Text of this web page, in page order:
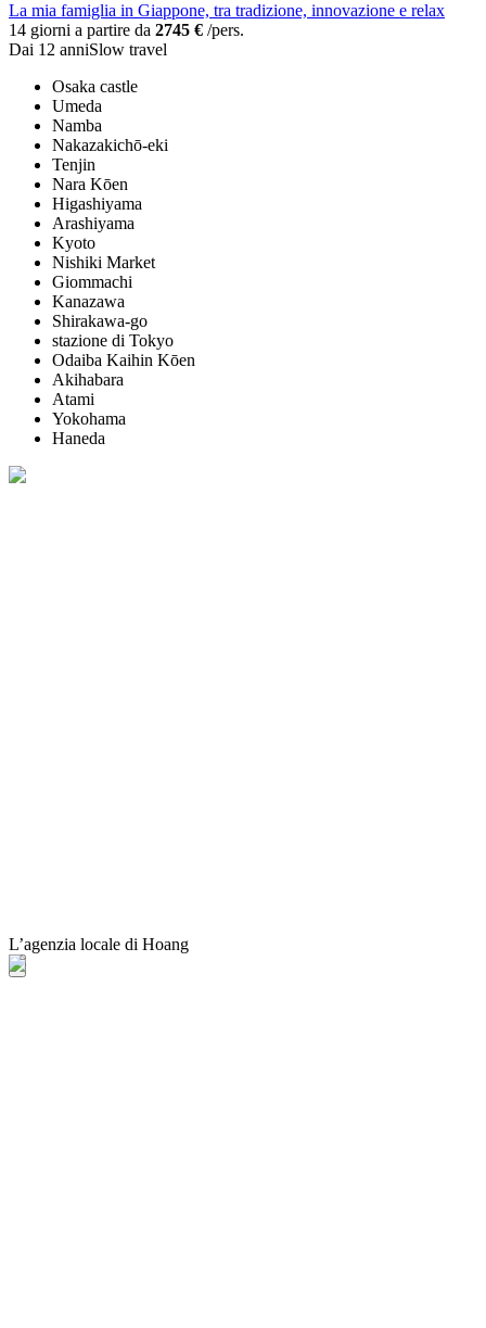
La mia famiglia in Giappone, tra tradizione, innovazione e relax
14 giorni a partire da 2745 € /pers.
Dai 12 anniSlow travel
Osaka castle
Umeda
Namba
Nakazakichō-eki
Tenjin
Nara Kōen
Higashiyama
Arashiyama
Kyoto
Nishiki Market
Giommachi
Kanazawa
Shirakawa-go
stazione di Tokyo
Odaiba Kaihin Kōen
Akihabara
Atami
Yokohama
Haneda
L’agenzia locale di Hoang